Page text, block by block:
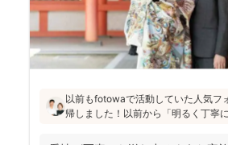
以前もfotowaで活動していた人気フ
帰しました！以前から「明るく丁寧
と好評です♪特にニューボーンフォト